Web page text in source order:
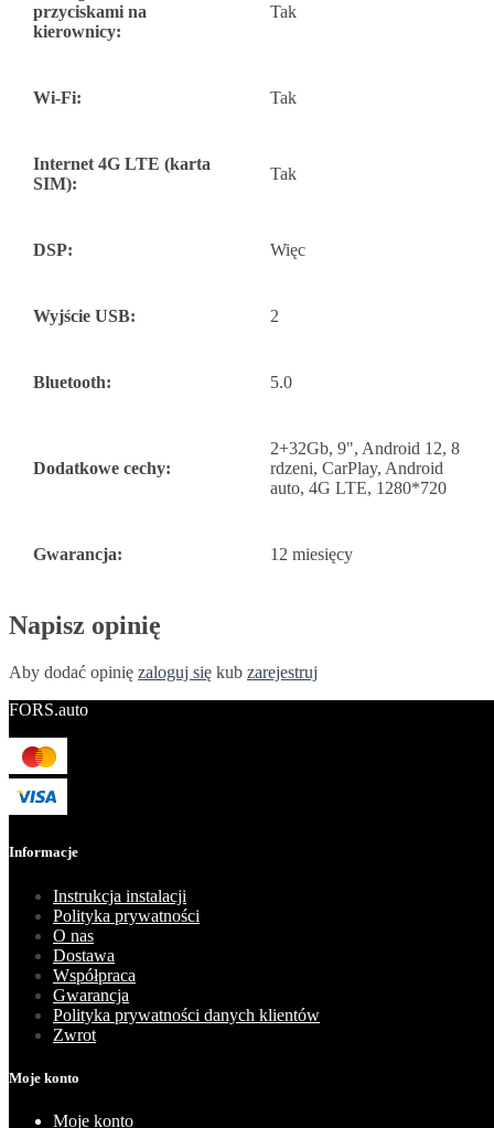
przyciskami na
kierownicy:
Tak
Wi-Fi: Tak
Internet 4G LTE (karta
SIM):
Tak
DSP: Więc
Wyjście USB: 2
Bluetooth: 5.0
Dodatkowe cechy:
2+32Gb, 9", Android 12, 8
rdzeni, CarPlay, Android
auto, 4G LTE, 1280*720
Gwarancja: 12 miesięcy
Napisz opinię
Aby dodać opinię zaloguj się kub zarejestruj
FORS.auto
Informacje
Instrukcja instalacji
Polityka prywatności
O nas
Dostawa
Współpraca
Gwarancja
Polityka prywatności danych klientów
Zwrot
Moje konto
Moje konto